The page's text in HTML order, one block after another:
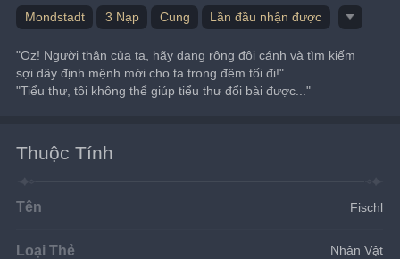
Mondstadt 3 Nạp Cung Lần đầu nhận được
"Oz! Người thân của ta, hãy dang rộng đôi cánh và tìm kiếm
sợi dây định mệnh mới cho ta trong đêm tối đi!"
"Tiểu thư, tôi không thể giúp tiểu thư đổi bài được..."
Thuộc Tính
Tên Fischl
Loại Thẻ Nhân Vật